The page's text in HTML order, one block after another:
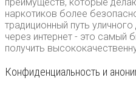
наркотиков более
традиционный путь
через интернет - это самый
получить
Конфиденциальность и